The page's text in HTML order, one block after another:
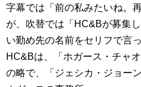
字幕では「前の私みたいね。
が、吹替では「HC&Bが募集
い勤め先の名前をセリフで言
HC&Bは、「ホガース・チャ
の略で、「ジェシカ・ジョー